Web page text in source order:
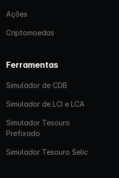
Ações
Criptomoedas
Ferramentas
Simulador de CDB
Simulador de LCI e LCA
Simulador Tesouro
Prefixado
Simulador Tesouro Selic